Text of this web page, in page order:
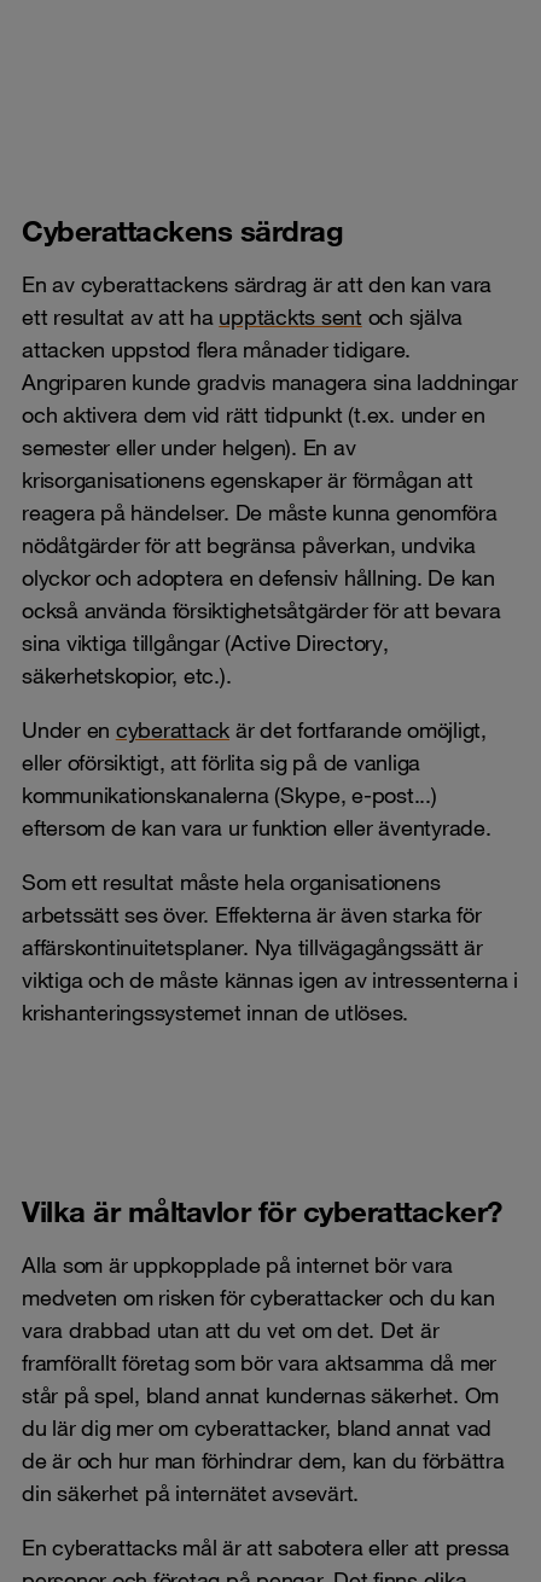
Cyberattackens särdrag
En av cyberattackens särdrag är att den kan vara
ett resultat av att ha upptäckts sent och själva
attacken uppstod flera månader tidigare.
Angriparen kunde gradvis managera sina laddningar
och aktivera dem vid rätt tidpunkt (t.ex. under en
semester eller under helgen). En av
krisorganisationens egenskaper är förmågan att
reagera på händelser. De måste kunna genomföra
nödåtgärder för att begränsa påverkan, undvika
olyckor och adoptera en defensiv hållning. De kan
också använda försiktighetsåtgärder för att bevara
sina viktiga tillgångar (Active Directory,
säkerhetskopior, etc.).
Under en cyberattack är det fortfarande omöjligt,
eller oförsiktigt, att förlita sig på de vanliga
kommunikationskanalerna (Skype, e-post...)
eftersom de kan vara ur funktion eller äventyrade.
Som ett resultat måste hela organisationens
arbetssätt ses över. Effekterna är även starka för
affärskontinuitetsplaner. Nya tillvägagångssätt är
viktiga och de måste kännas igen av intressenterna i
krishanteringssystemet innan de utlöses.
Vilka är måltavlor för cyberattacker?
Alla som är uppkopplade på internet bör vara
medveten om risken för cyberattacker och du kan
vara drabbad utan att du vet om det. Det är
framförallt företag som bör vara aktsamma då mer
står på spel, bland annat kundernas säkerhet. Om
du lär dig mer om cyberattacker, bland annat vad
de är och hur man förhindrar dem, kan du förbättra
din säkerhet på internätet avsevärt.
En cyberattacks mål är att sabotera eller att pressa